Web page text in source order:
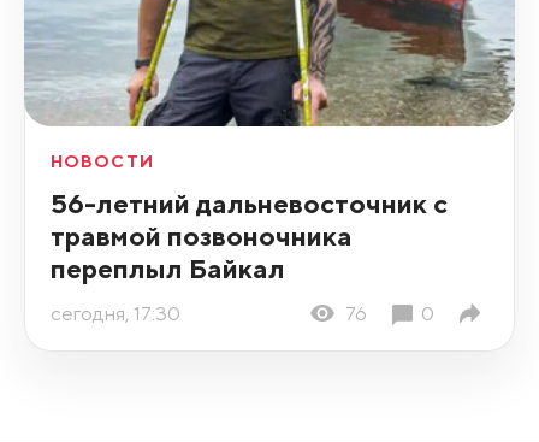
НОВОСТИ
56-летний дальневосточник с
травмой позвоночника
переплыл Байкал
сегодня, 17:30 76 0